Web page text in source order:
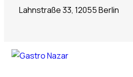
Lahnstraße 33, 12055 Berlin